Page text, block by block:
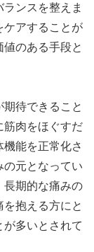
ンスを整えま
ケアすることが
のある手段と
待できること
筋肉をほぐすだ
能を正常化さ
の元となってい
長期的な痛みの
抱える方にと
多いとされて